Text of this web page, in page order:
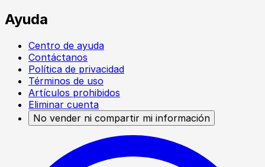
Ayuda
Centro de ayuda
Contáctanos
Política de privacidad
Términos de uso
Artículos prohibidos
Eliminar cuenta
No vender ni compartir mi información